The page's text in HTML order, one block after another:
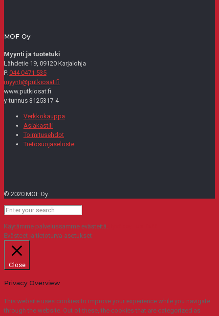
MOF Oy
Myynti ja tuotetuki
Lähdetie 19, 09120 Karjalohja
P. 044 0471 535
myynti@putkiosat.fi
www.putkiosat.fi
y-tunnus 3125317-4
Verkkokauppa
Asiakastili
Toimitusehdot
Tietosuojaseloste
© 2020 MOF Oy.
Käytämme palvelussamme evästeitä.
Evästeet ja tietoturva-asetukset
Close
Privacy Overview
This website uses cookies to improve your experience while you navigate
through the website. Out of these, the cookies that are categorized as